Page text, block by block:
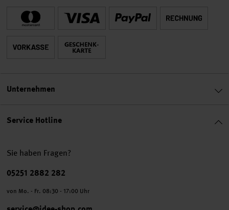
Service Hotline
Sie haben Fragen?
Telefonnummer
05251 2882 282
von Mo. - Fr. 08:30 - 17:00 Uhr
Unternehmen